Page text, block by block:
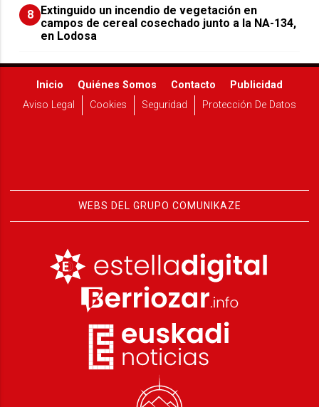
8 Extinguido un incendio de vegetación en
campos de cereal cosechado junto a la NA-134,
en Lodosa
Inicio Quiénes Somos Contacto
Publicidad
Aviso Legal
Cookies Seguridad Protección De Datos
WEBS DEL GRUPO COMUNIKAZE